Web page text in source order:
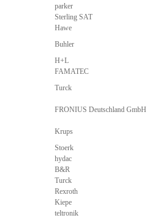
parker
Sterling SAT
Hawe
Buhler
H+L
FAMATEC
Turck
FRONIUS Deutschland GmbH
Krups
Stoerk
hydac
B&R
Turck
Rexroth
Kiepe
teltronik